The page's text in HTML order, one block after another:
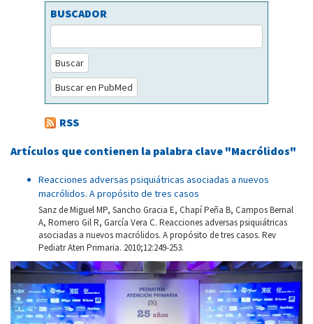
BUSCADOR
Buscar
Buscar en PubMed
RSS
Artículos que contienen la palabra clave "Macrólidos"
Reacciones adversas psiquiátricas asociadas a nuevos
macrólidos. A propósito de tres casos
Sanz de Miguel MP, Sancho Gracia E, Chapí Peña B, Campos Bernal
A, Romero Gil R, García Vera C. Reacciones adversas psiquiátricas
asociadas a nuevos macrólidos. A propósito de tres casos. Rev
Pediatr Aten Primaria. 2010;12:249-253.